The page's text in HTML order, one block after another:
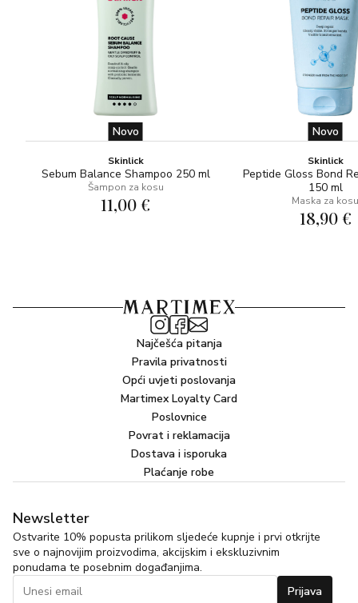
Novo
Skinlick
Sebum Balance Shampoo 250 ml
Šampon za kosu
11,00 €
Novo
Skinlick
Peptide Gloss Bond
150 ml
Maska za kosu
18,90 €
Najčešća pitanja
Pravila privatnosti
Opći uvjeti poslovanja
Martimex Loyalty Card
Poslovnice
Povrat i reklamacija
Dostava i isporuka
Plaćanje robe
Newsletter
Ostvarite 10% popusta prilikom sljedeće kupnje i prvi otkrijte
sve o najnovijim proizvodima, akcijskim i ekskluzivnim
ponudama te posebnim događanjima.
Prijava